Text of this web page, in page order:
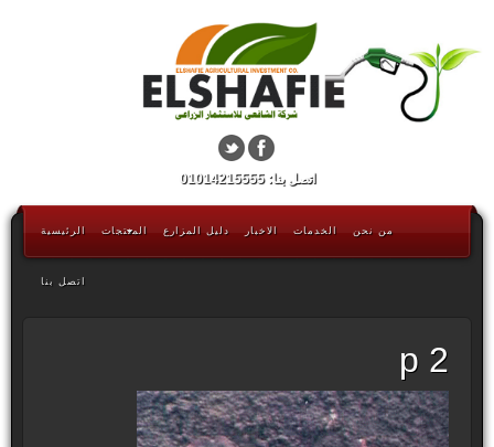
اتصل بنا: 01014215555
الرئيسية المنتجات دليل المزارع الاخبار الخدمات من نحن
اتصل بنا
p 2